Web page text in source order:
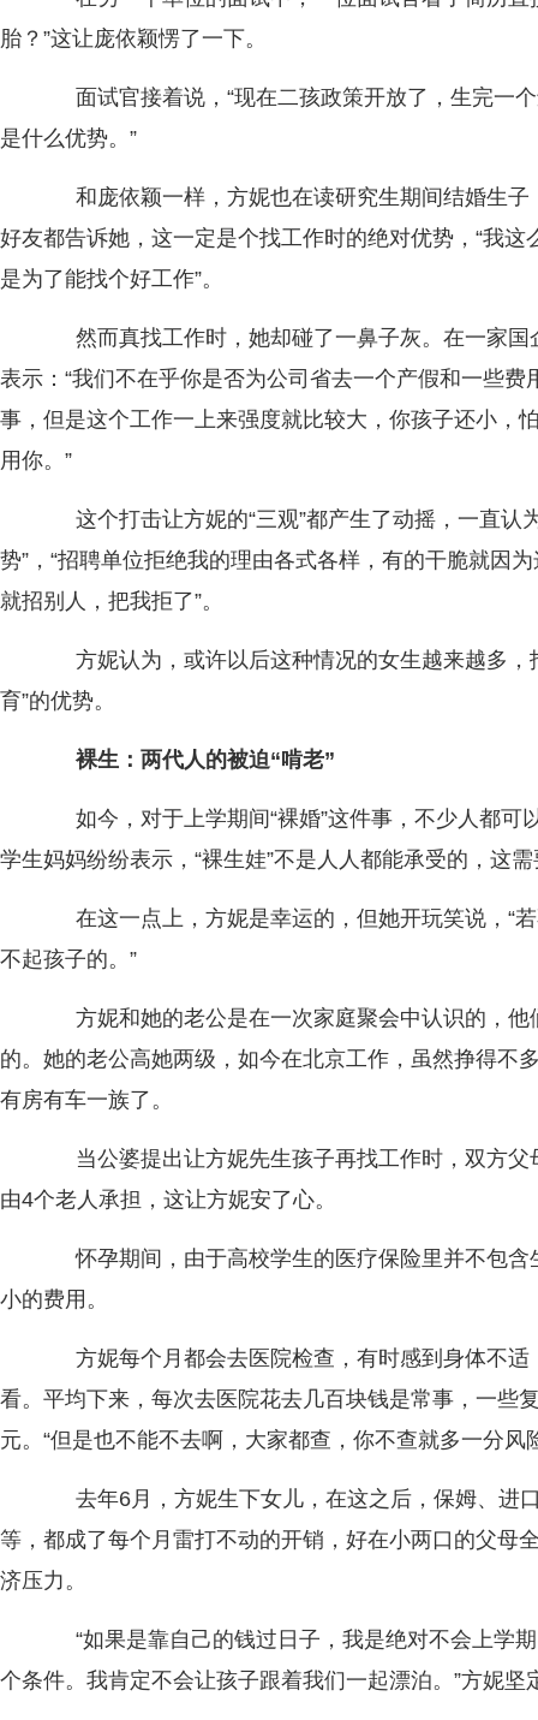
胎？”这让庞依颖愣了一下。
面试官接着说，“现在二孩政策开放了，生完一个
是什么优势。”
和庞依颖一样，方妮也在读研究生期间结婚生子
好友都告诉她，这一定是个找工作时的绝对优势，“我
是为了能找个好工作”。
然而真找工作时，她却碰了一鼻子灰。在一家国
表示：“我们不在乎你是否为公司省去一个产假和一些
事，但是这个工作一上来强度就比较大，你孩子还小，
用你。”
这个打击让方妮的“三观”都产生了动摇，一直认为
势”，“招聘单位拒绝我的理由各式各样，有的干脆就因
就招别人，把我拒了”。
方妮认为，或许以后这种情况的女生越来越多，
育”的优势。
裸生：两代人的被迫“啃老”
如今，对于上学期间“裸婚”这件事，不少人都可
学生妈妈纷纷表示，“裸生娃”不是人人都能承受的，这
在这一点上，方妮是幸运的，但她开玩笑说，“若
不起孩子的。”
方妮和她的老公是在一次家庭聚会中认识的，他
的。她的老公高她两级，如今在北京工作，虽然挣得不
有房有车一族了。
当公婆提出让方妮先生孩子再找工作时，双方父
由4个老人承担，这让方妮安了心。
怀孕期间，由于高校学生的医疗保险里并不包含
小的费用。
方妮每个月都会去医院检查，有时感到身体不适
看。平均下来，每次去医院花去几百块钱是常事，一些
元。“但是也不能不去啊，大家都查，你不查就多一分风
去年6月，方妮生下女儿，在这之后，保姆、进
等，都成了每个月雷打不动的开销，好在小两口的父母
济压力。
“如果是靠自己的钱过日子，我是绝对不会上学期
个条件。我肯定不会让孩子跟着我们一起漂泊。”方妮坚